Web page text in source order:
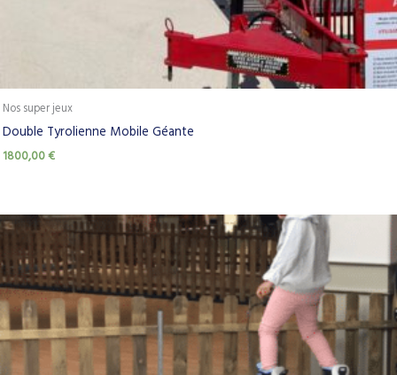
Nos super jeux
Double Tyrolienne Mobile Géante
1800,00€